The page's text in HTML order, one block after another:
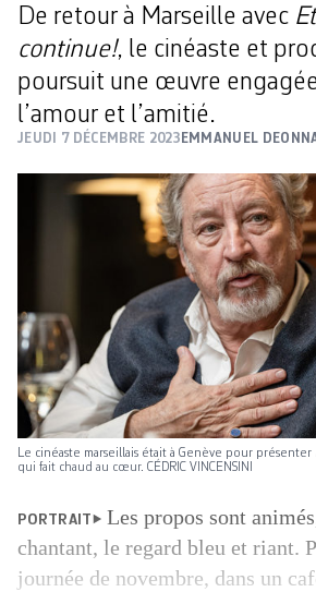
De retour à Marseille avec
continue!, le cinéaste et
poursuit une œuvre
l’amour et l’amitié.
JEUDI 7 DÉCEMBRE 2023 EMMANUEL
Le cinéaste marseillais était à Genève pour présenter
qui fait chaud au cœur. CÉDRIC VINCENSINI
PORTRAIT
Les propos sont
chantant, le regard bleu et riant.
journée de novem­bre, dans un